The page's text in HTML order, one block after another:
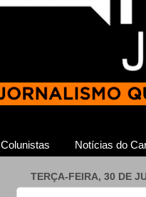
Colunistas Notícias do
TERÇA-FEIRA, 30 DE